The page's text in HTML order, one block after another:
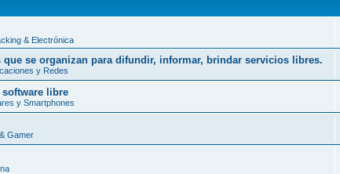
& Electrónica
se organizan para difundir, informar, brindar servicios libres.
y Redes
libre
y Smartphones
Gamer